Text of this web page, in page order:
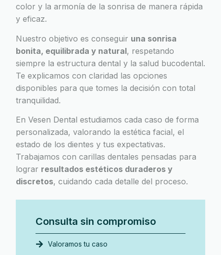
color y la armonía de la sonrisa de manera rápida
y eficaz.
Nuestro objetivo es conseguir una sonrisa
bonita, equilibrada y natural, respetando
siempre la estructura dental y la salud bucodental.
Te explicamos con claridad las opciones
disponibles para que tomes la decisión con total
tranquilidad.
En Vesen Dental estudiamos cada caso de forma
personalizada, valorando la estética facial, el
estado de los dientes y tus expectativas.
Trabajamos con carillas dentales pensadas para
lograr resultados estéticos duraderos y
discretos, cuidando cada detalle del proceso.
Consulta sin compromiso
Valoramos tu caso